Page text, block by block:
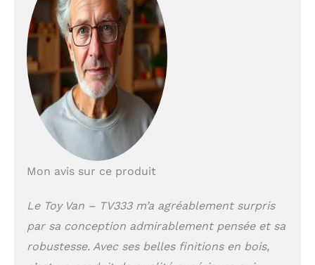
étique, finis à la main.
idéal pour développer
l’imaginaire des enfants
! encourage
l’imagination : notre
collection de jouets en
bois sur le thème du
théâtre, des films et
des shows offre aux
besoin pour alimenter
débordantes. des
heures de jeu et
d’histoires imaginaires
en perspective !
Mon avis sur ce produit
Le Toy Van – TV333 m’a agréablement surpris
par sa conception admirablement pensée et sa
robustesse. Avec ses belles finitions en bois,